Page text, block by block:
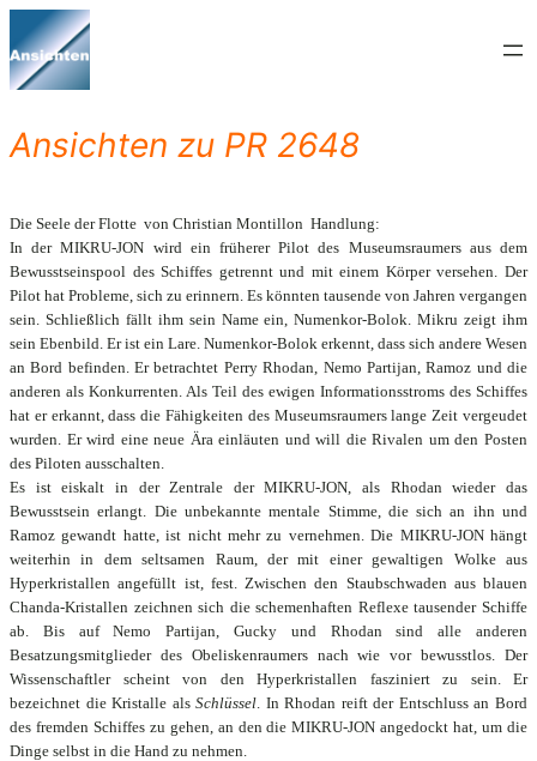
Zum
Inhalt
springen
Ansichten zu PR 2648
Die Seele der Flotte  von Christian Montillon  Handlung:
In der MIKRU-JON wird ein früherer Pilot des Museumsraumers aus dem
Bewusstseinspool des Schiffes getrennt und mit einem Körper versehen. Der
Pilot hat Probleme, sich zu erinnern. Es könnten tausende von Jahren vergangen
sein. Schließlich fällt ihm sein Name ein, Numenkor-Bolok. Mikru zeigt ihm
sein Ebenbild. Er ist ein Lare. Numenkor-Bolok erkennt, dass sich andere Wesen
an Bord befinden. Er betrachtet Perry Rhodan, Nemo Partijan, Ramoz und die
anderen als Konkurrenten. Als Teil des ewigen Informationsstroms des Schiffes
hat er erkannt, dass die Fähigkeiten des Museumsraumers lange Zeit vergeudet
wurden. Er wird eine neue Ära einläuten und will die Rivalen um den Posten
des Piloten ausschalten.
Es ist eiskalt in der Zentrale der MIKRU-JON, als Rhodan wieder das
Bewusstsein erlangt. Die unbekannte mentale Stimme, die sich an ihn und
Ramoz gewandt hatte, ist nicht mehr zu vernehmen. Die MIKRU-JON hängt
weiterhin in dem seltsamen Raum, der mit einer gewaltigen Wolke aus
Hyperkristallen angefüllt ist, fest. Zwischen den Staubschwaden aus blauen
Chanda-Kristallen zeichnen sich die schemenhaften Reflexe tausender Schiffe
ab. Bis auf Nemo Partijan, Gucky und Rhodan sind alle anderen
Besatzungsmitglieder des Obeliskenraumers nach wie vor bewusstlos. Der
Wissenschaftler scheint von den Hyperkristallen fasziniert zu sein. Er
bezeichnet die Kristalle alsSchlüssel. In Rhodan reift der Entschluss an Bord
des fremden Schiffes zu gehen, an den die MIKRU-JON angedockt hat, um die
Dinge selbst in die Hand zu nehmen.